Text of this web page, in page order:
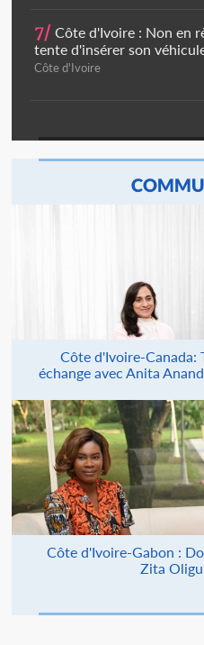
7/ Côte d'Ivoire : Non en
tente d'insérer son
Côte d'Ivoire
Côte d'Ivoire-Canada:
échange avec Anita
Côte d'Ivoire-Gabon :
Zita